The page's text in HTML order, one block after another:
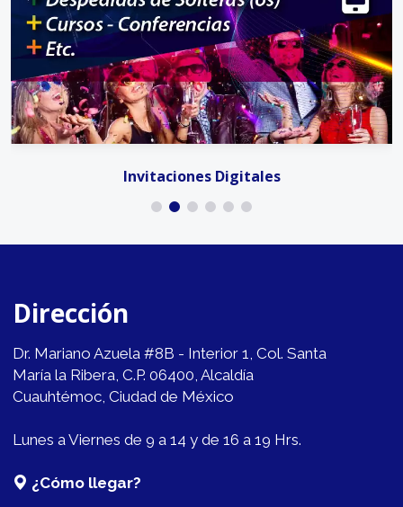
Invitaciones Digitales
Dirección
Dr. Mariano Azuela #8B - Interior 1, Col. Santa
María la Ribera, C.P. 06400, Alcaldía
Cuauhtémoc, Ciudad de México
Lunes a Viernes de 9 a 14 y de 16 a 19 Hrs.
¿Cómo llegar?